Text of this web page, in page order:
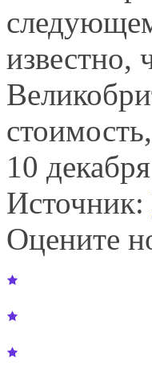
известно,
10
Источник:
Оцените